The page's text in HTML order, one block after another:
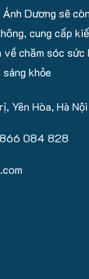
Ánh Dương sẽ
cung cấp
về chăm sóc
khỏe
Yên Hòa, Hà Nội
084 828